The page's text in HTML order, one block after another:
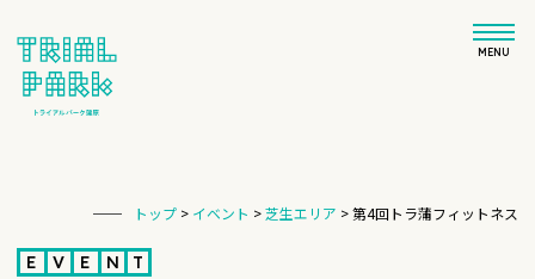
MENU
トップ > イベント >芝生エリア >第4回トラ蒲フィットネス
E V E N T